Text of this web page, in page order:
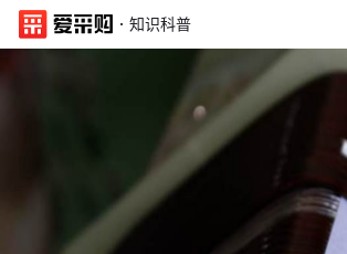
· 知识科普